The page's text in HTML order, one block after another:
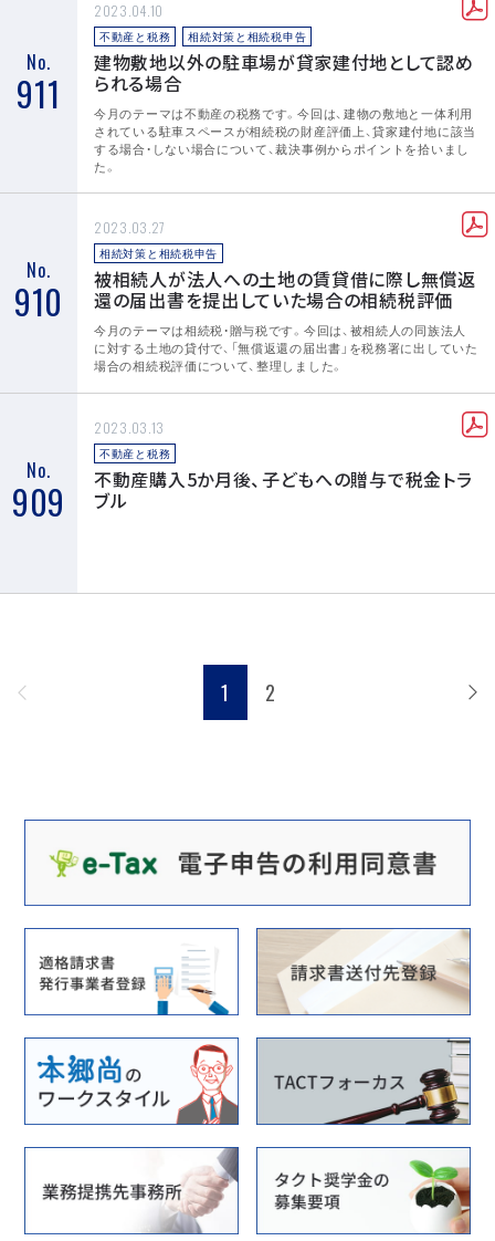
No.
911
2023.04.10
不動産と税務 相続対策と相続税申告
建物敷地以外の駐車場が貸家建付地として認め
られる場合
今月のテーマは不動産の税務です。今回は、建物の敷地と一体利用
されている駐車スペースが相続税の財産評価上、貸家建付地に該当
する場合・しない場合について、裁決事例からポイントを拾いまし
た。
No.
910
2023.03.27
相続対策と相続税申告
被相続人が法人への土地の賃貸借に際し無償返
還の届出書を提出していた場合の相続税評価
今月のテーマは相続税・贈与税です。今回は、被相続人の同族法人
に対する土地の貸付で、「無償返還の届出書」を税務署に出していた
場合の相続税評価について、整理しました。
No.
909
2023.03.13
不動産と税務
不動産購入5か月後、子どもへの贈与で税金トラ
ブル
1 2